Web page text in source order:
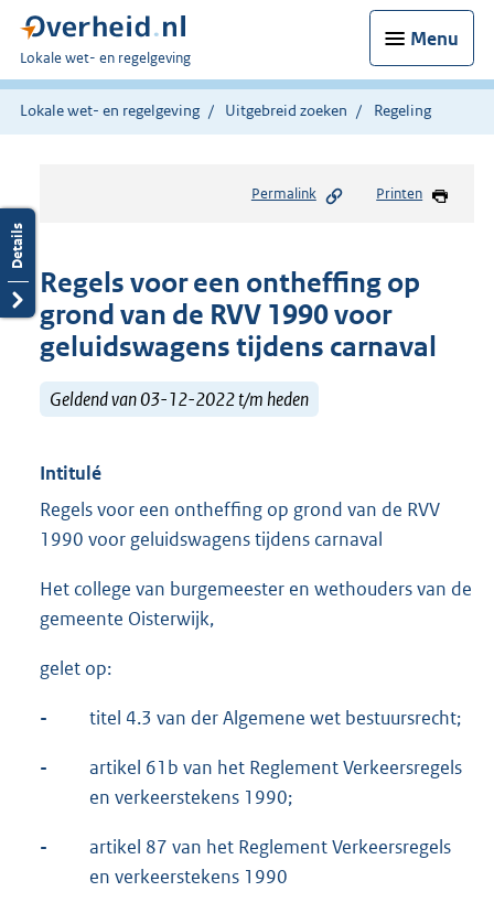
Menu
U
bent
hier:
Lokale wet- en regelgeving
Lokale wet- en regelgeving Uitgebreid zoeken Regeling
Permalink Printen
Regels voor een ontheffing op
grond van de RVV 1990 voor
geluidswagens tijdens carnaval
Geldend van 03-12-2022 t/m heden
Intitulé
Regels voor een ontheffing op grond van de RVV
1990 voor geluidswagens tijdens carnaval
Het college van burgemeester en wethouders van de
gemeente Oisterwijk,
gelet op:
- titel 4.3 van der Algemene wet bestuursrecht;
-
artikel 61b van het Reglement Verkeersregels
en verkeerstekens 1990;
-
artikel 87 van het Reglement Verkeersregels
en verkeerstekens 1990